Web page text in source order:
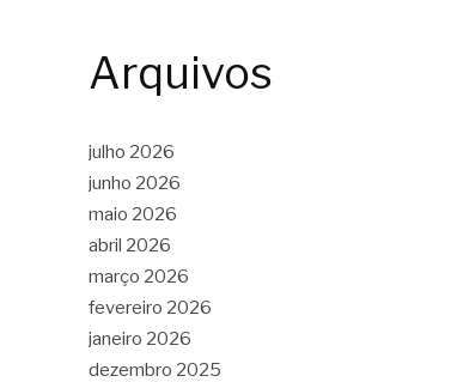
Arquivos
julho 2026
junho 2026
maio 2026
abril 2026
março 2026
fevereiro 2026
janeiro 2026
dezembro 2025